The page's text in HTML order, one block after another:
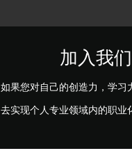
加入我们
如果您对自己的创造力，学习
去实现个人专业领域内的职业